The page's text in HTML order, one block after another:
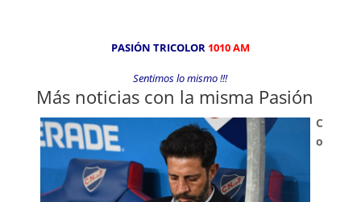
PASIÓN TRICOLOR 1010 AM
Sentimos lo mismo !!!
Más noticias con la misma Pasión
C
o